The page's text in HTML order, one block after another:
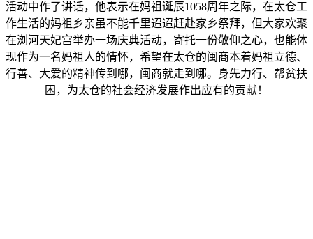
活动中作了讲话，他表示在妈祖诞辰1058周年之际，在太仓工
作生活的妈祖乡亲虽不能千里迢迢赶赴家乡祭拜，但大家欢聚
在浏河天妃宫举办一场庆典活动，寄托一份敬仰之心，也能体
现作为一名妈祖人的情怀，希望在太仓的闽商本着妈祖立德、
行善、大爱的精神传到哪，闽商就走到哪。身先力行、帮贫扶
困，为太仓的社会经济发展作出应有的贡献！